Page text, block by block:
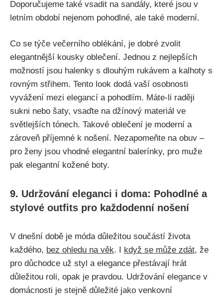
Doporučujeme také vsadit na sandály, které jsou v
letním⁢ období nejenom pohodlné, ale​ také moderní.
Co se týče večerního oblékání, je dobré zvolit
elegantnější ⁢kousky⁤ oblečení. Jednou z nejlepších
možností jsou halenky s dlouhým rukávem a kalhoty s
rovným‌ střihem. Tento⁤ look dodá vaší osobnosti
vyvážení mezi​ elegancí a pohodlím. Máte-li raději
sukni nebo šaty, ​vsaďte na džínový materiál ⁢ve
světlejších ​tónech. Takové oblečení je moderní a
zároveň⁣ příjemné ‍k nošení. Nezapomeňte na obuv –
pro ženy jsou vhodné elegantní balerínky, pro muže
pak elegantní kožené‍ boty.
9.‍ Udržování eleganci⁤ i doma: ⁢Pohodlné‌ a
stylové outfits ⁣pro každodenní‍ nošení
V‌ dnešní době je móda důležitou součástí života
každého, bez ohledu na věk. ‌I když se může⁤ zdát, že​
pro důchodce ​už ⁢styl‌ a ⁣elegance přestávají⁢ hrát
důležitou roli, opak‌ je pravdou. Udržování elegance v
domácnosti je stejně‍ důležité ‌jako venkovní